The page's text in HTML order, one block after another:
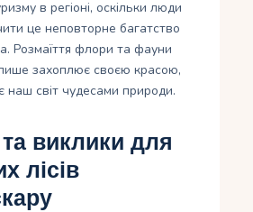
в регіоні, оскільки люди
це неповторне багатство
Розмаїття флори та фауни
захоплює своєю красою,
наш світ чудесами природи.
виклики для
лісів